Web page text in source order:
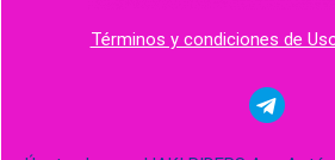
Términos y condiciones de